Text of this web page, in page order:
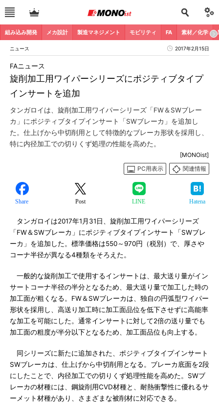
組み込み開発 メカ設計 製造マネジメント モビリティ FA 素材／化学
ニュース 2017年2月15日
旋削加工用ワイパーシリーズにポジティブタイプ
インサートを追加
FAニュース
タンガロイは、旋削加工用ワイパーシリーズ「FW＆SWブレー
カ」にポジティブタイプインサート「SWブレーカ」を追加し
た。仕上げから中切削用として特徴的なブレーカ形状を採用し、
特に内径加工での切りくず処理の性能を高めた。
[MONOist]
PC用表示
関連情報
Share Post LINE Hatena
タンガロイは2017年1月31日、旋削加工用ワイパーシリーズ
「FW＆SWブレーカ」にポジティブタイプインサート「SWブレ
ーカ」を追加した。標準価格は550～970円（税別）で、厚さや
コーナ半径が異なる4種類をそろえた。
一般的な旋削加工で使用するインサートは、最大送り量がイン
サートコーナ半径の半分となるため、最大送り量で加工した時の
加工面が粗くなる。FW＆SWブレーカは、独自の円弧型ワイパー
形状を採用し、高送り加工時に加工面品位を低下させずに高能率
な加工を可能にした。通常インサートに対して2倍の送り量でも
加工面の粗度が半分以下となるため、加工面品位も向上する。
同シリーズに新たに追加された、ポジティブタイプインサート
SWブレーカは、仕上げから中切削用となる。ブレーカ底面を2段
にしたことで、内径加工での切りくず処理性能を高めた。SWブ
レーカの材種には、鋼旋削用CVD材種と、耐熱衝撃性に優れるサ
ーメット材種があり、さまざまな被削材に対応できる。